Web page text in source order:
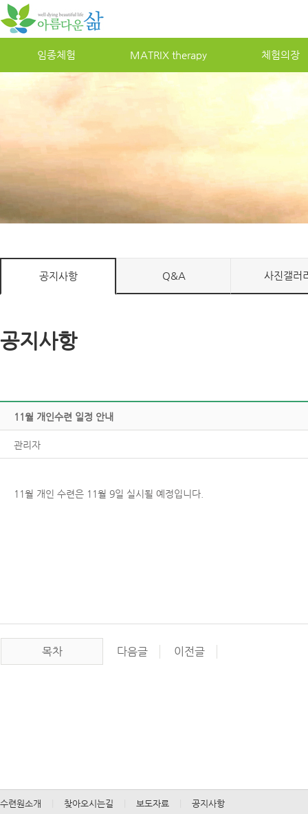
임종체험 MATRIXtherapy 체험의장
공지사항 Q&A 사진갤러
공지사항
11월개인수련일정안내
관리자
11월개인수련은11월9일실시될예정입니다.
목차 다음글 이전글
수련원소개 찾아오시는길 보도자료 공지사항